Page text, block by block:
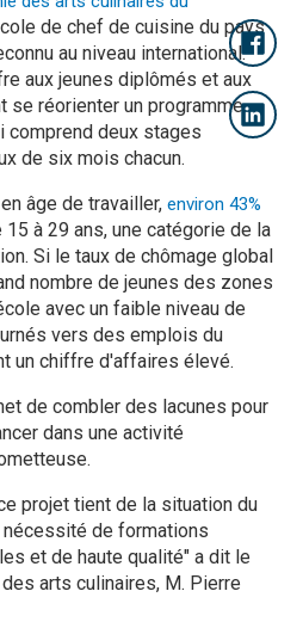
de chef de cuisine du pays
au niveau international.
aux jeunes diplômés et aux
se réorienter un programme
comprend deux stages
de six mois chacun.
âge de travailler, environ 43%
à 29 ans, une catégorie de la
Si le taux de chômage global
nombre de jeunes des zones
avec un faible niveau de
vers des emplois du
un chiffre d'affaires élevé.
de combler des lacunes pour
dans une activité
projet tient de la situation du
de formations
et de haute qualité" a dit le
arts culinaires, M. Pierre